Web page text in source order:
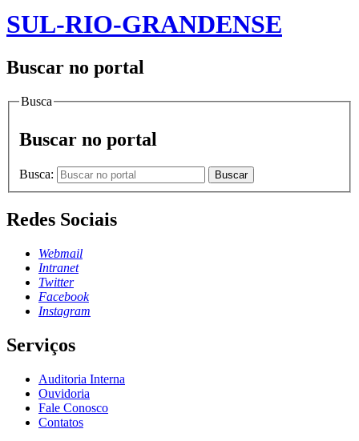
SUL-RIO-GRANDENSE
Buscar no portal
Busca
Buscar no portal
Busca: Buscar
Redes Sociais
Webmail
Intranet
Twitter
Facebook
Instagram
Serviços
Auditoria Interna
Ouvidoria
Fale Conosco
Contatos